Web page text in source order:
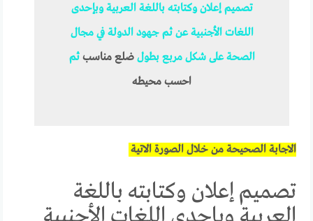
تصميم إعلان وكتابته باللغة العربية وبإحدى
اللغات الأجنبية عن ثم جهود الدولة في مجال
الصحة على شكل مربع بطول ضلع مناسبثم
احسب محيطه
الاجابة الصحيحة من خلال الصورة الاتية
تصميم إعلان وكتابته باللغة